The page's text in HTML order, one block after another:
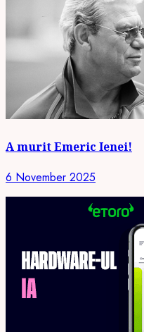
A murit Emeric Ienei!
6 November 2025